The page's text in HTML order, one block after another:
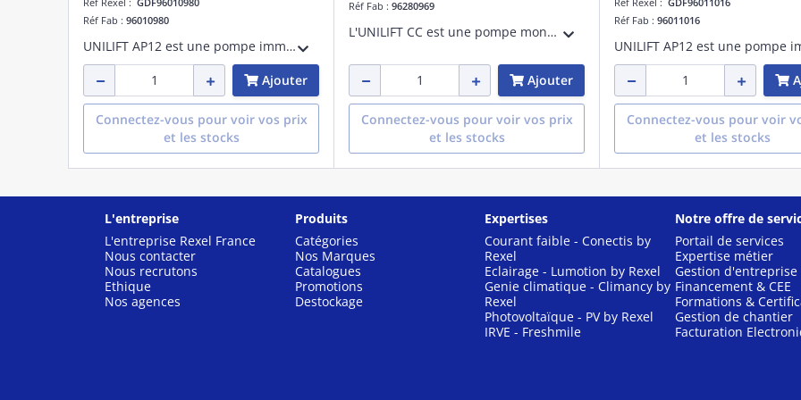
Réf Fab : 96010980
UNILIFT AP12 est une pompe immergée en acier inoxydable conçue pour le pompage des eaux non agressives et des eaux usées grises contenant des particules jusqu'à 12 mm. Elle peut être utilisée comme unité portative ou installation fixe.
Ajouter
Connectez-vous pour voir vos prix
et les stocks
Réf Fab : 96280969
L'UNILIFT CC est une pompe monocellulaire immergée, conçue pour le pompage des eaux claires, non agressives et des eaux grises jusqu'à un niveau de 3 mm d'eau. Elle dispose d'un double refoulement, lui permettant de s'adapter facilement aux
Ajouter
Connectez-vous pour voir vos prix
et les stocks
Réf Fab : 96011016
Connectez-vous pour voir
et les stocks
L'entreprise
L'entreprise Rexel France
Nous contacter
Nous recrutons
Ethique
Nos agences
Produits
Catégories
Nos Marques
Catalogues
Promotions
Destockage
Expertises
Courant faible - Conectis by
Rexel
Eclairage - Lumotion by Rexel
Genie climatique - Climancy by
Rexel
Photovoltaïque - PV by Rexel
IRVE - Freshmile
Notre offre de
Portail de services
Expertise métier
Gestion d'entreprise
Financement & CEE
Formations &
Gestion de chantier
Facturation